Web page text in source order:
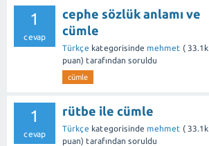
1
cevap
cephe sözlük anlamı ve
cümle
Türkçe kategorisinde mehmet ( 33.1k
puan) tarafından soruldu
cümle
1
cevap
rütbe ile cümle
Türkçe kategorisinde mehmet ( 33.1k
puan) tarafından soruldu